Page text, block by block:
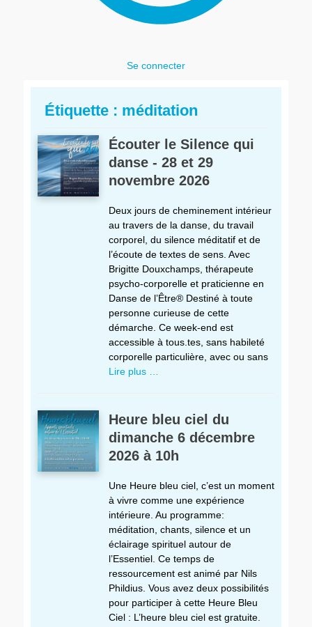
Se connecter
Étiquette : méditation
Écouter le Silence qui
danse - 28 et 29
novembre 2026
Deux jours de cheminement intérieur
au travers de la danse, du travail
corporel, du silence méditatif et de
l’écoute de textes de sens. Avec
Brigitte Douxchamps, thérapeute
psycho-corporelle et praticienne en
Danse de l’Être® Destiné à toute
personne curieuse de cette
démarche. Ce week-end est
accessible à tous.tes, sans habileté
corporelle particulière, avec ou sans
Lire plus …
Heure bleu ciel du
dimanche 6 décembre
2026 à 10h
Une Heure bleu ciel, c’est un moment
à vivre comme une expérience
intérieure. Au programme:
méditation, chants, silence et un
éclairage spirituel autour de
l’Essentiel. Ce temps de
ressourcement est animé par Nils
Phildius. Vous avez deux possibilités
pour participer à cette Heure Bleu
Ciel : L’heure bleu ciel est gratuite.